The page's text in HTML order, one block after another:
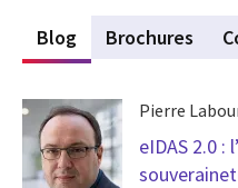
Blog (active tab)
Brochures
Pierre
eIDAS 2.0 :